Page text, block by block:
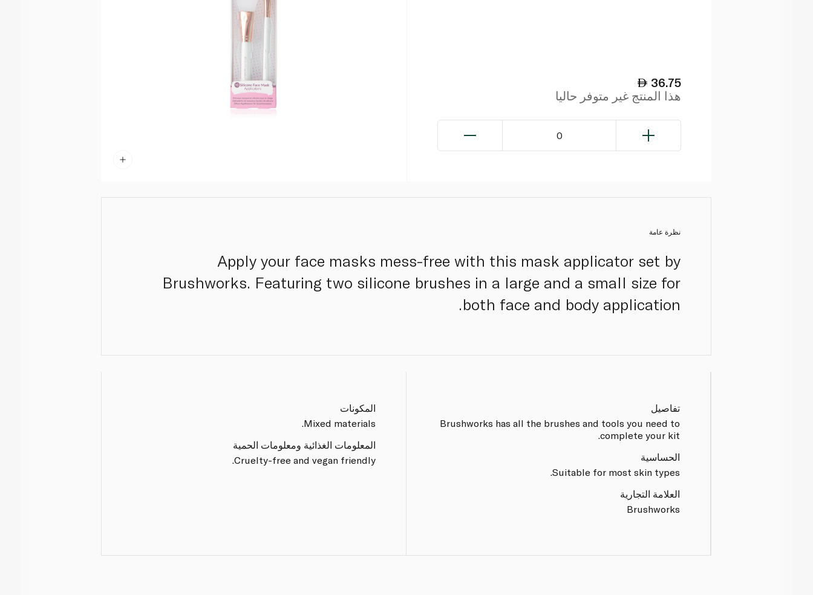
36.75
هذا المنتج غير متوفر حاليا
0
نظرة عامة
Apply your face masks mess-free with this mask applicator set by
Brushworks. Featuring two silicone brushes in a large and a small size for
both face and body application.
تفاصيل
Brushworks has all the brushes and tools you need to
complete your kit.
الحساسية
Suitable for most skin types.
العلامة التجارية
Brushworks
المكونات
Mixed materials.
المعلومات الغذائية ومعلومات الحمية
Cruelty-free and vegan friendly.